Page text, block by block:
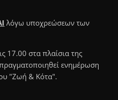
λόγω υποχρεώσεων των
17.00 στα πλαίσια της
ενημέρωση
"Ζωή & Κότα".